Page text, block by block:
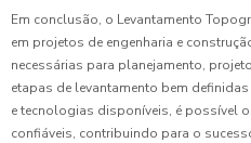
Em conclusão, o Levantamento
em projetos de engenharia e
necessárias para planejamento,
etapas de levantamento bem
e tecnologias disponíveis, é possível
confiáveis, contribuindo para o